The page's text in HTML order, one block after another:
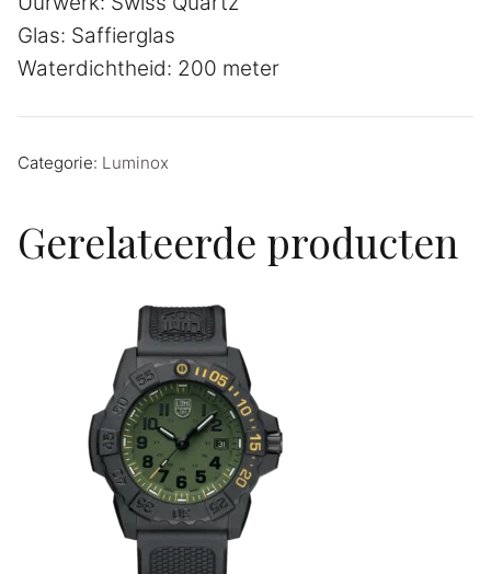
Glas: Saffierglas
Waterdichtheid: 200 meter
Categorie: Luminox
Gerelateerde producten